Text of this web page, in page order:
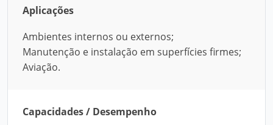
Aplicações
Ambientes internos ou externos;
Manutenção e instalação em superfícies firmes;
Aviação.
Capacidades / Desempenho